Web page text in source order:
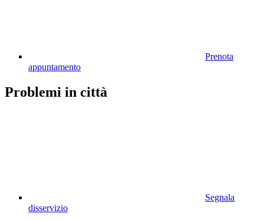
Prenota
appuntamento
Problemi in città
Segnala
disservizio